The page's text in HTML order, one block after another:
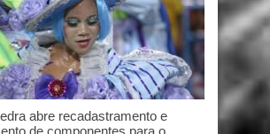
abre recadastramento e